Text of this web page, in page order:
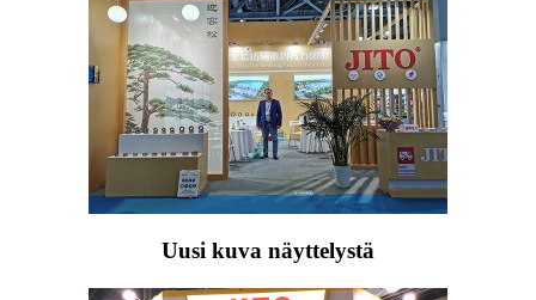
Uusi kuva näyttelystä